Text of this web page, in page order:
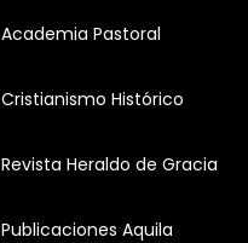
Academia Pastoral
Cristianismo Histórico
Revista Heraldo de Gracia
Publicaciones Aquila